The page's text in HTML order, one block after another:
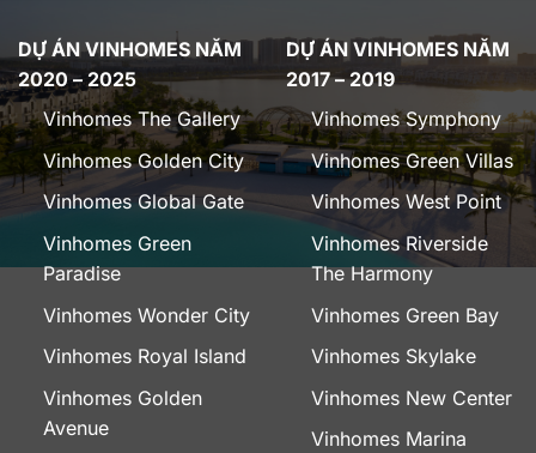
DỰ ÁN VINHOMES NĂM
2020 – 2025
Vinhomes The Gallery
Vinhomes Golden City
Vinhomes Global Gate
Vinhomes Green
Paradise
Vinhomes Wonder City
Vinhomes Royal Island
Vinhomes Golden
Avenue
DỰ ÁN VINHOMES NĂM
2017 – 2019
Vinhomes Symphony
Vinhomes Green Villas
Vinhomes West Point
Vinhomes Riverside
The Harmony
Vinhomes Green Bay
Vinhomes Skylake
Vinhomes New Center
Vinhomes Marina